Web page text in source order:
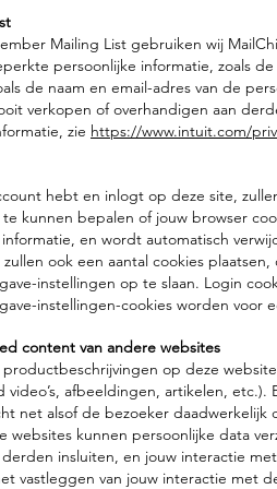
Mailing List gebruiken wij
persoonlijke informatie, zoals
de naam en email-adres van de
verkopen of overhandigen aan
zie https://www.intuit.com/
hebt en inlogt op deze site,
te kunnen bepalen of jouw browser
en wordt automatisch
ook een aantal cookies
instellingen op te slaan. Login
instellingen-cookies worden voor
content van andere websites
op deze
video’s, afbeeldingen, artikelen,
net alsof de bezoeker daadwerkelijk
websites kunnen persoonlijke data
insluiten, en jouw interactie
vastleggen van jouw interactie met